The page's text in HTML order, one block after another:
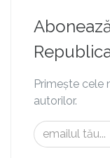
Primește cele
autorilor.